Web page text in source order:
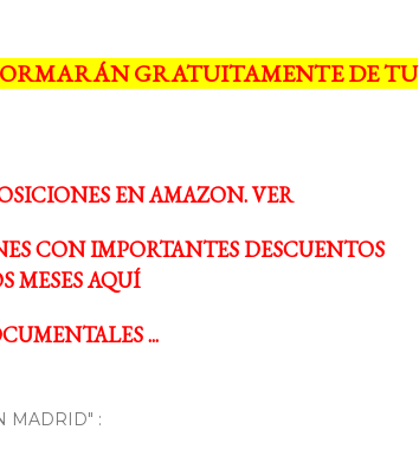
GRATUITAMENTE DE TU
EN AMAZON. VER
CON IMPORTANTES DESCUENTOS
MESES AQUÍ
...
MADRID" :